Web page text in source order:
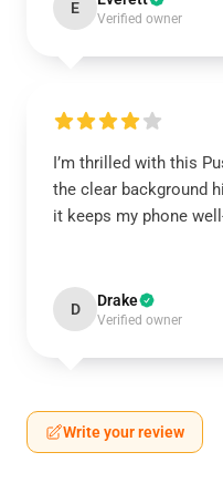
E
Verified owner
I’m thrilled with this
the clear background
it keeps my phone
D Drake
Verified owner
Write your review